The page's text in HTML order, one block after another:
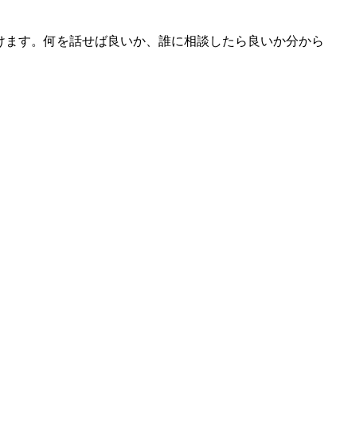
す。何を話せば良いか、誰に相談したら良いか分から